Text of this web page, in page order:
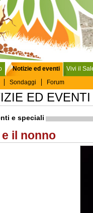
Notizie ed eventi
Sondaggi Forum
Vivi il
ED
e speciali
il nonno